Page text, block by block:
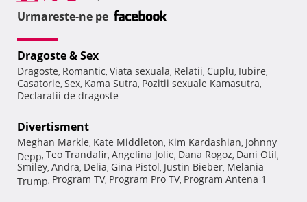
Urmareste-ne pe
Dragoste & Sex
Dragoste, Romantic, Viata sexuala, Relatii, Cuplu, Iubire,
Casatorie, Sex, Kama Sutra, Pozitii sexuale Kamasutra,
Declaratii de dragoste
Divertisment
Meghan Markle, Kate Middleton, Kim Kardashian, Johnny
Depp, Teo Trandafir, Angelina Jolie, Dana Rogoz, Dani Otil,
Smiley, Andra, Delia, Gina Pistol, Justin Bieber, Melania
Trump, Program TV, Program Pro TV, Program Antena 1